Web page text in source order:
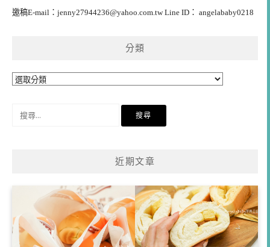
邀稿E-mail： jenny27944236@yahoo.com.twLine ID： angelababy0218
分類
分
近期文章